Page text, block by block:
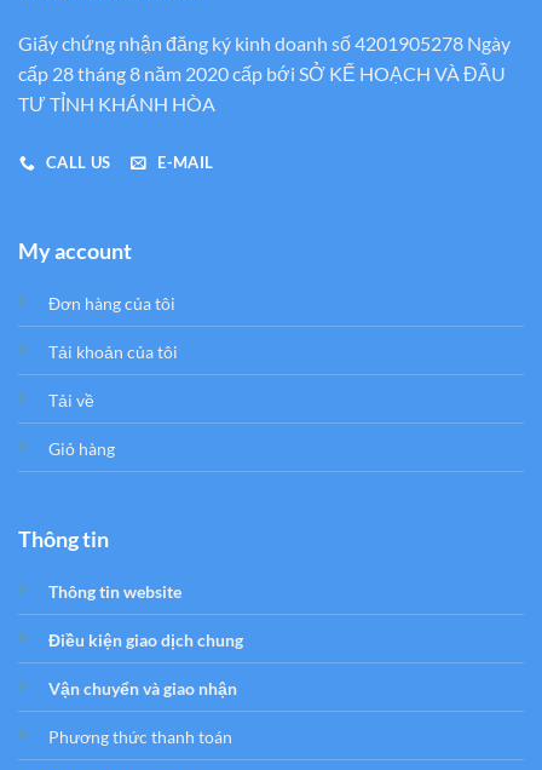
Giấy chứng nhận đăng ký kinh doanh số 4201905278 Ngày
cấp 28 tháng 8 năm 2020 cấp bới SỞ KẾ HOẠCH VÀ ĐẦU
TƯ TỈNH KHÁNH HÒA
CALL US E-MAIL
My account
Đơn hàng của tôi
Tải khoản của tôi
Tải về
Giỏ hàng
Thông tin
Thông tin website
Điều kiện giao dịch chung
Vận chuyển và giao nhận
Phương thức thanh toán